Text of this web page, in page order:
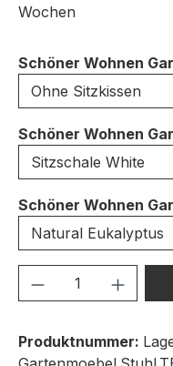
Wochen
Schöner Wohnen
Schöner Wohnen
Schöner Wohnen
Produkt
Produktnummer: